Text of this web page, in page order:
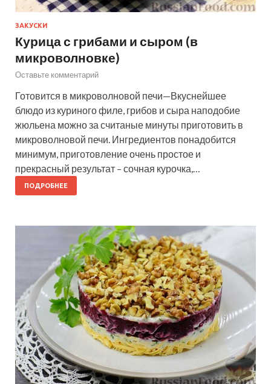
ЗАКУСКИ
Курица с грибами и сыром (в
микроволновке)
Оставьте комментарий
Готовится в микроволновой печи—Вкуснейшее
блюдо из куриного филе, грибов и сыра наподобие
жюльена можно за считаные минуты приготовить в
микроволновой печи. Ингредиентов понадобится
минимум, приготовление очень простое и
прекрасный результат – сочная курочка,…
ПОДРОБНЕЕ